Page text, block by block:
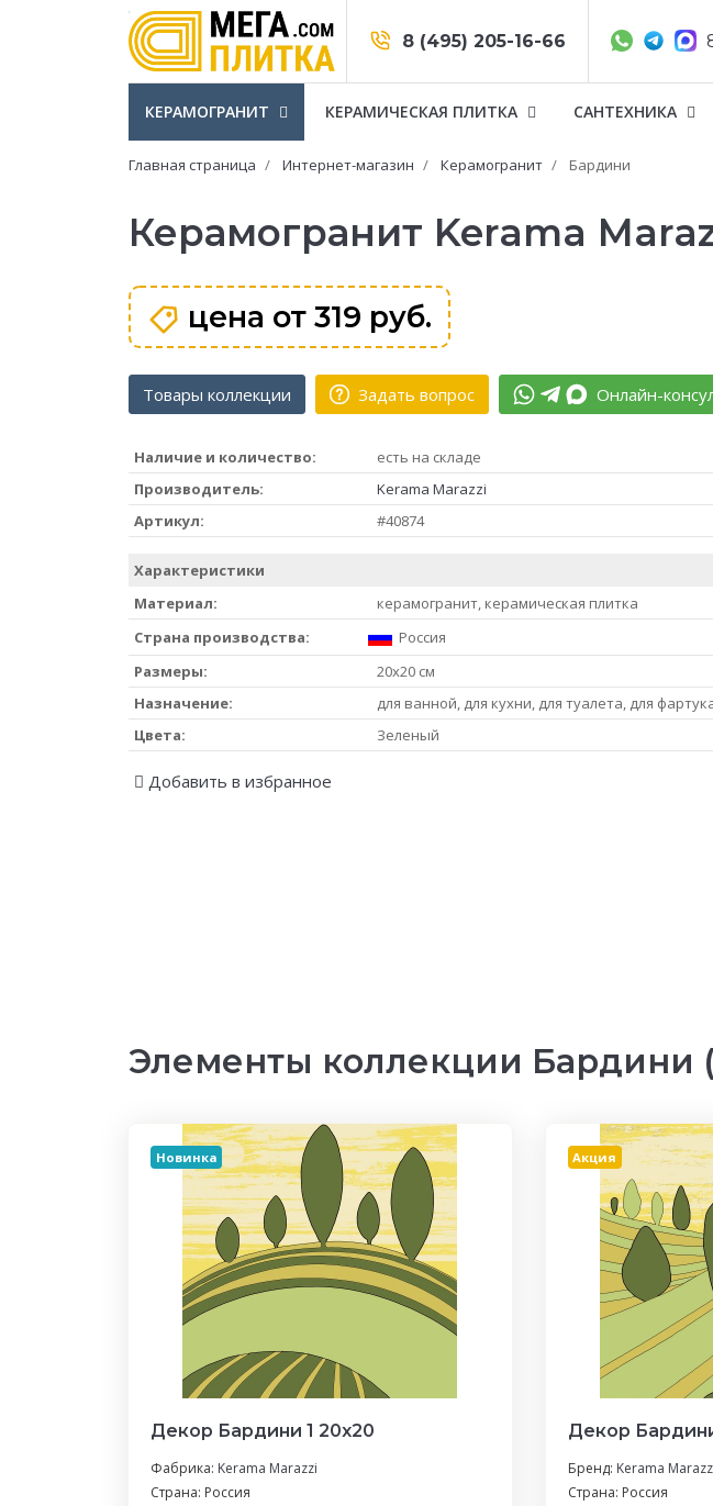
8 (495) 205-16-66
КЕРАМОГРАНИТ КЕРАМИЧЕСКАЯ ПЛИТКА САНТЕХНИКА
Главная страница Интернет-магазин Керамогранит Бардини
Керамогранит Kerama
цена от 319 руб.
Товары коллекции Задать вопрос Онлайн-
Наличие и количество:
есть на складе
Производитель:
Kerama Marazzi
Артикул:
#40874
Характеристики
Материал:
керамогранит, керамическая плитка
Страна производства:
Россия
Размеры:
20x20 см
Назначение:
для ванной, для кухни, для туалета, для
Цвета:
Зеленый
Добавить в избранное
Элементы коллекции Бардини
Новинка
Декор Бардини 1 20x20
Фабрика: Kerama Marazzi
Страна: Россия
Акция
Декор
Бренд: Kerama
Страна: Россия